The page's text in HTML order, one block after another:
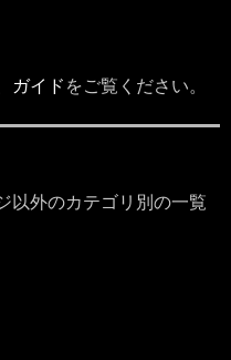
ガイド をご覧ください。
以外のカテゴリ別の一覧